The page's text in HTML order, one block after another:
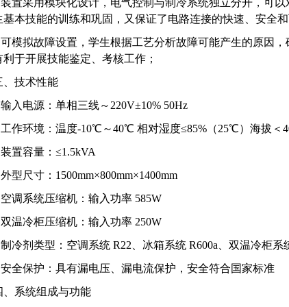
置采用模块化设计，电气控制与制冷系统独立分开，可
基本技能的训练和巩固，又保证了电路连接的快速、安全和
模拟故障设置，学生根据工艺分析故障可能产生的原因，
利于开展技能鉴定、考核工作；
、技术性能
入电源：单相三线～220V±10% 50Hz
作环境：温度-10℃～40℃ 相对湿度≤85%（25℃）海拔＜
置容量：≤1.5kVA
型尺寸：1500mm×800mm×1400mm
调系统压缩机：输入功率 585W
温冷柜压缩机：输入功率 250W
冷剂类型：空调系统 R22、冰箱系统 R600a、双温冷柜系
全保护：具有漏电压、漏电流保护，安全符合国家标准
、系统组成与功能